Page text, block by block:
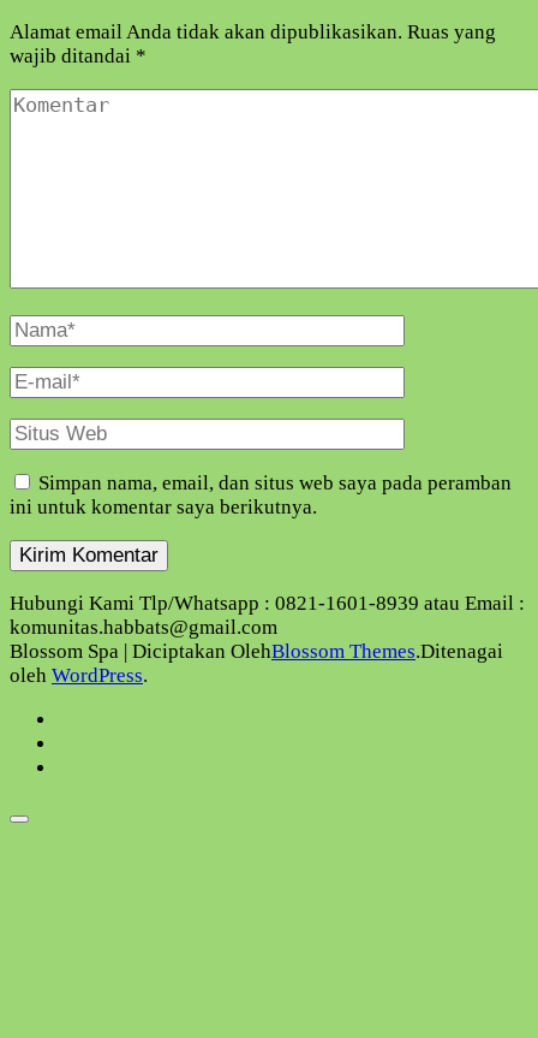
Alamat email Anda tidak akan dipublikasikan. Ruas yang
wajib ditandai *
Komentar
Nama
Lengkap
E-
Mail
Situs
Web
Simpan nama, email, dan situs web saya pada peramban
ini untuk komentar saya berikutnya.
Hubungi Kami Tlp/Whatsapp : 0821-1601-8939 atau Email :
komunitas.habbats@gmail.com
Blossom Spa | Diciptakan OlehBlossom Themes.Ditenagai
oleh WordPress.